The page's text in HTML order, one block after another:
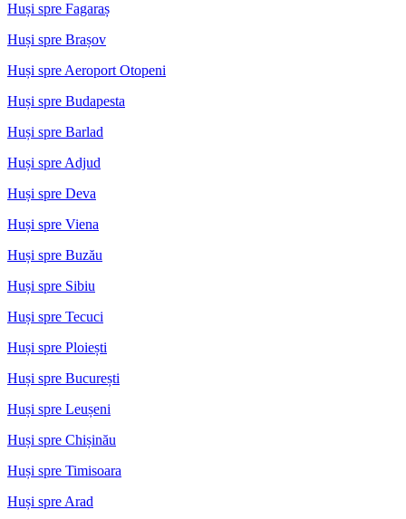
Huși spre Fagaraș
Huși spre Brașov
Huși spre Aeroport Otopeni
Huși spre Budapesta
Huși spre Barlad
Huși spre Adjud
Huși spre Deva
Huși spre Viena
Huși spre Buzău
Huși spre Sibiu
Huși spre Tecuci
Huși spre Ploiești
Huși spre București
Huși spre Leușeni
Huși spre Chișinău
Huși spre Timisoara
Huși spre Arad